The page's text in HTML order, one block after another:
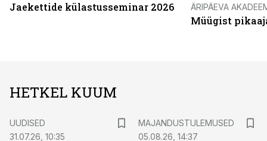
Jaekettide külastusseminar 2026 ÄRIPÄEVA
Müügist
HETKEL KUUM
UUDISED
31.07.26, 10:35
MAJANDUSTULEMUSED
05.08.26, 14:37